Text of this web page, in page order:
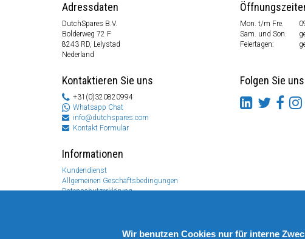
Adressdaten
DutchSpares B.V.
Bolderweg 72 F
8243 RD, Lelystad
Nederland
Kontaktieren Sie uns
+31(0)320820994
Whatsapp Chat
info@dutchspares.com
Kontakt Formular
Informationen
Kundendienst
Allgemeinen Geschäftsbedingungen
Datenschutzerklärung
Mon. t/m Fre.
Sam. und Son.
Feiertagen:
Folgen Sie uns
Wir benutzen Cookies nur für interne